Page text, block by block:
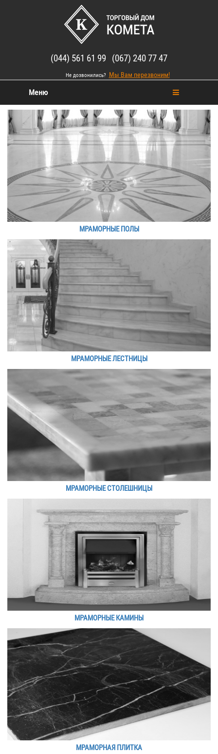
(044) 561 61 99 (067) 240 77 47
Не дозвонились? Мы Вам перезвоним!
Меню
МРАМОРНЫЕ ПОЛЫ
МРАМОРНЫЕ ЛЕСТНИЦЫ
МРАМОРНЫЕ СТОЛЕШНИЦЫ
МРАМОРНЫЕ КАМИНЫ
МРАМОРНАЯ ПЛИТКА